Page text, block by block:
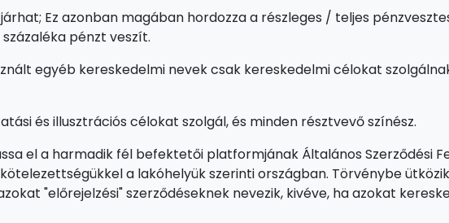
Ez azonban magában hordozza a részleges / teljes
pénzt veszít.
egyéb kereskedelmi nevek csak kereskedelmi célokat
és illusztrációs célokat szolgál, és minden résztvevő színész.
el a harmadik fél befektetői platformjának Általános Szerződési
a lakóhelyük szerinti országban. Törvénybe
"előrejelzési" szerződéseknek nevezik, kivéve, ha azokat